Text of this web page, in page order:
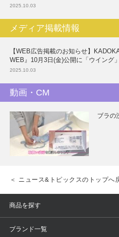
2025.10.03
メディア掲載情報
【WEB広告掲載のお知らせ】
WEB』10月3日(金)公開に「ウイング
2025.10.03
動画・CM
ブラの
＜ ニュース&トピックスのトップへ
商品を探す
アイテム
ブランド一覧